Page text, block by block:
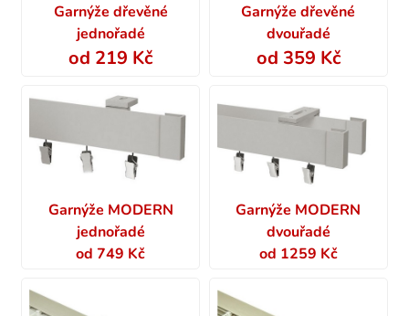
Garnýže dřevěné
jednořadé
od 219 Kč
Garnýže dřevěné
dvouřadé
od 359 Kč
Garnýže MODERN
jednořadé
od 749 Kč
Garnýže MODERN
dvouřadé
od 1259 Kč